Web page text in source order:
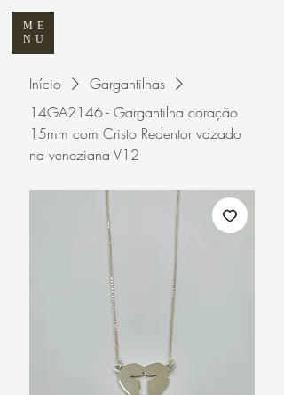
ME
NU
Início
Gargantilhas
14GA2146 - Gargantilha coração
15mm com Cristo Redentor vazado
na veneziana V12